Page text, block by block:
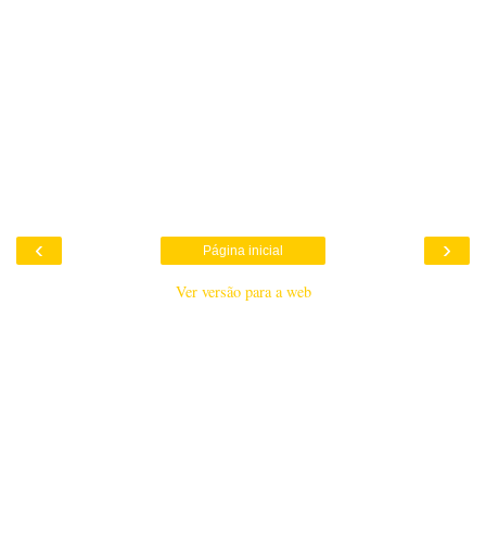
‹ ›
Página inicial
Ver versão para a web